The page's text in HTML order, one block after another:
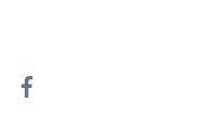
Instagram